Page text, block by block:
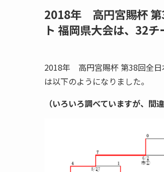
2018年 高円宮賜杯 第
ト 福岡県大会は、32
2018年 高円宮賜杯 第38回全
は以下のようになりました。
（いろいろ調べていますが、間